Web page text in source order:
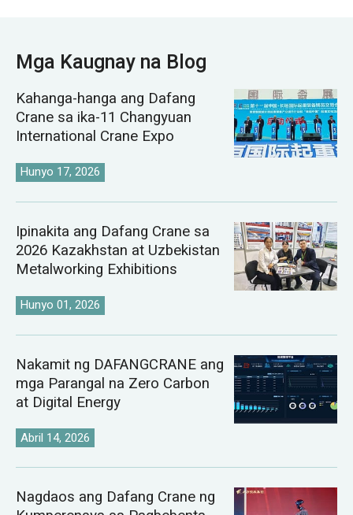
Mga Kaugnay na Blog
Kahanga-hanga ang Dafang
Crane sa ika-11 Changyuan
International Crane Expo
Hunyo 17, 2026
Ipinakita ang Dafang Crane sa
2026 Kazakhstan at Uzbekistan
Metalworking Exhibitions
Hunyo 01, 2026
Nakamit ng DAFANGCRANE ang
mga Parangal na Zero Carbon
at Digital Energy
Abril 14, 2026
Nagdaos ang Dafang Crane ng